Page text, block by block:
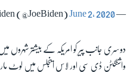
— Joe Biden (@JoeBiden)
June 2, 2020
دوسری جانب پیر کو امریکہ کے بیشتر شہروں میں
واشنگٹن ڈی سی اور لاس اینجلس میں لوٹ